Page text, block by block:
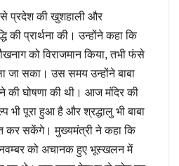
से प्रदेश की खुशहाली और
की प्रार्थना की। उन्होंने कहा कि
को विराजमान किया, तभी फंसे
जा सका। उस समय उन्होंने बाबा
की घोषणा की थी। आज मंदिर की
भी पूरा हुआ है और श्रद्धालु भी बाबा
कर सकेंगे। मुख्यमंत्री ने कहा कि
नवम्बर को अचानक हुए भूस्खलन में